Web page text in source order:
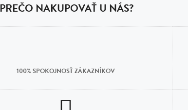
PREČO NAKUPOVAŤ U NÁS?
100% SPOKOJNOSŤ ZÁKAZNÍKOV